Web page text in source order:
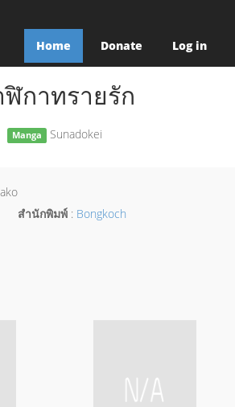
Home Donate Log in
กาทรายรัก
Manga Sunadokei
สำนักพิมพ์ : Bongkoch